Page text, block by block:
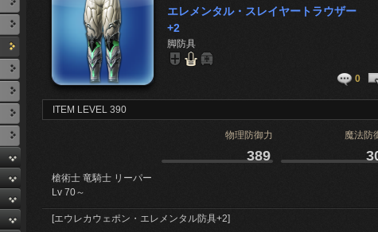
エレメンタル・スレイヤートラウザー
+2
脚防具
0
ITEM LEVEL 390
物理防御力 魔法防
389
槍術士 竜騎士 リーパー
Lv 70～
[エウレカウェポン・エレメンタル防具+2]